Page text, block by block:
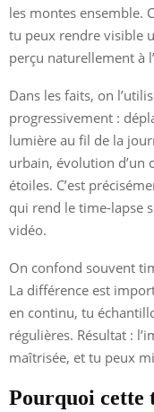
les montes ensemble.
tu peux rendre visible
perçu naturellement à
Dans les faits, on
progressivement :
lumière au fil de la
urbain, évolution d’un
étoiles. C’est
qui rend le time-lapse
vidéo.
On confond souvent
La différence est
en continu, tu
régulières. Résultat :
maîtrisée, et tu peux
Pourquoi cette